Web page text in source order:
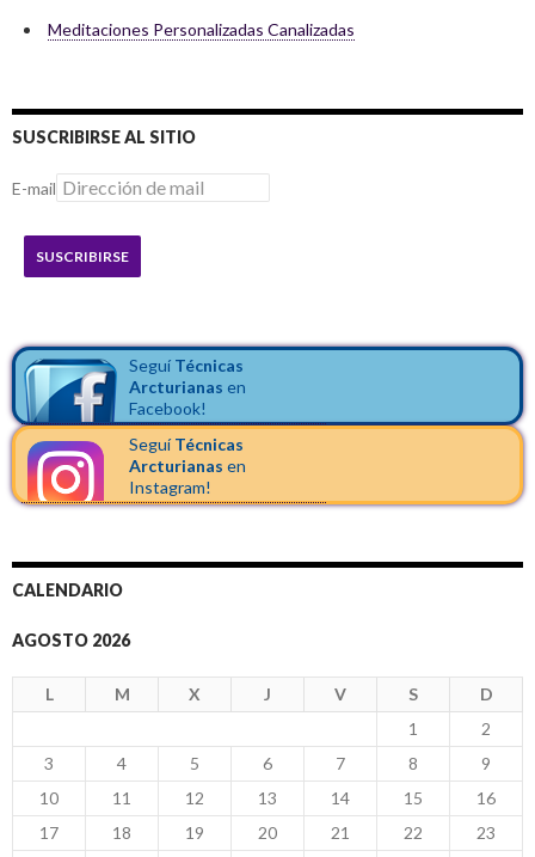
Meditaciones Personalizadas Canalizadas
SUSCRIBIRSE AL SITIO
E-mail
SUSCRIBIRSE
Seguí Técnicas
Arcturianas en
Facebook!
SeguíTécnicas
Arcturianas en
Instagram!
CALENDARIO
AGOSTO 2026
L M X J V S
D
1
2
3
4 5 6 7 8
9
10
11 12 13 14 15
16
17
18 19 20 21 22 23